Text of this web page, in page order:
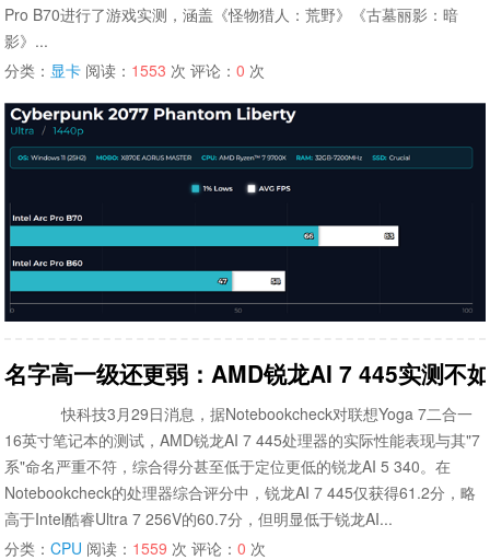
Pro B70进行了游戏实测，涵盖《怪物猎人：荒野》《古墓丽影：暗
影》...
分类： 显卡 阅读： 1553 次 评论：0 次
名字高一级还更弱：AMD锐龙AI 7 445实测不
快科技3月29日消息，据Notebookcheck对联想Yoga 7二合一
16英寸笔记本的测试，AMD锐龙AI 7 445处理器的实际性能表现与其"7
系"命名严重不符，综合得分甚至低于定位更低的锐龙AI 5 340。在
Notebookcheck的处理器综合评分中，锐龙AI 7 445仅获得61.2分，略
高于Intel酷睿Ultra 7 256V的60.7分，但明显低于锐龙AI...
分类：CPU 阅读： 1559 次 评论：0 次